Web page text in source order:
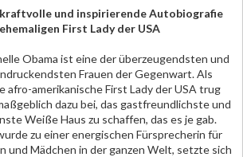
und inspirierende Autobiografie
First Lady der USA
Obama ist eine der überzeugendsten und
Frauen der Gegenwart. Als
afro-amerikanische First Lady der USA trug
dazu bei, das gastfreundlichste und
Weiße Haus zu schaffen, das es je gab.
zu einer energischen Fürsprecherin für
und Mädchen in der ganzen Welt, setzte sich